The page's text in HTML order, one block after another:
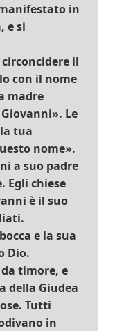
in
e si
il
con il nome
madre
Le
tua
nome».
a suo padre
Egli chiese
è il suo
e la sua
Dio.
timore, e
della Giudea
Tutti
in